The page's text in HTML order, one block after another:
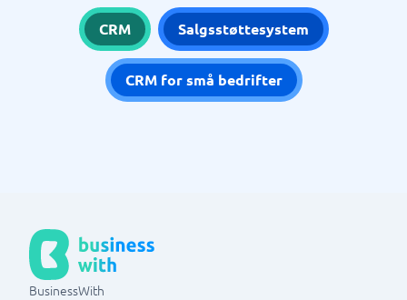
CRM Salgsstøttesystem
CRM for små bedrifter
BusinessWith